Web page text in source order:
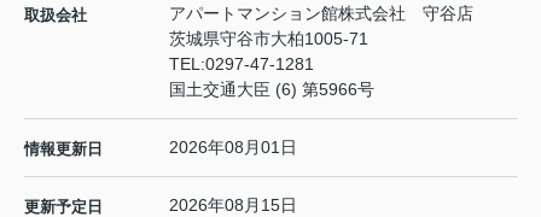
取扱会社
アパートマンション館株式会社 守谷店
茨城県守谷市大柏1005-71
TEL:0297-47-1281
国土交通大臣 (6) 第5966号
情報更新日 2026年08月01日
更新予定日 2026年08月15日